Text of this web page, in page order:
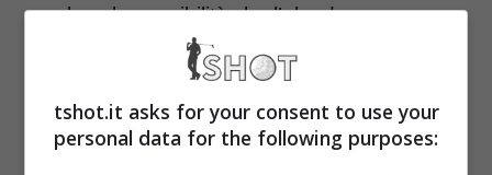
escluso la possibilità che l’olandese possa
addirittura prendersi un anno sabbatico per il
assolutamente da non sottovalutare.
tshot.it asks for your consent to use your
personal data for the following purposes: